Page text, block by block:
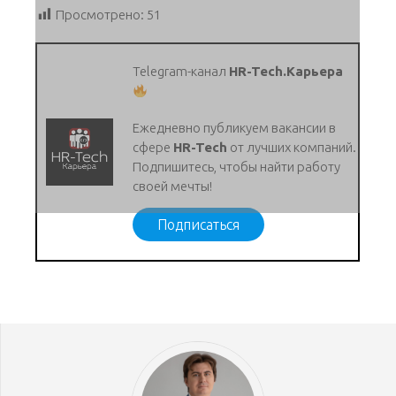
Просмотрено: 51
Telegram-канал HR-Tech.Карьера
Ежедневно публикуем вакансии в
сфере HR-Tech от лучших компаний.
Подпишитесь, чтобы найти работу
своей мечты!
Подписаться